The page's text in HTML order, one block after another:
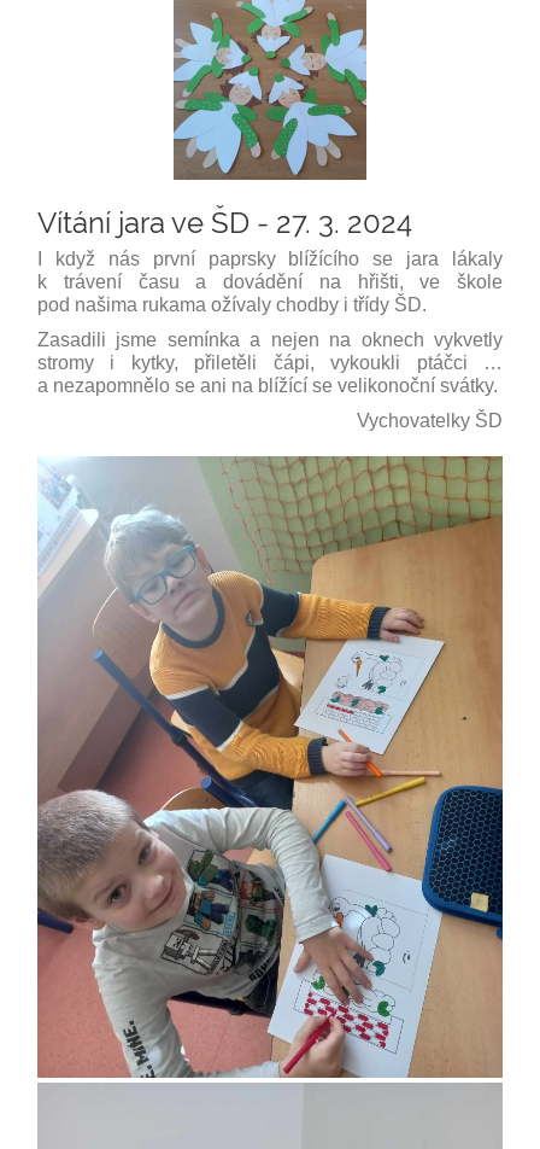
Vítání jara ve ŠD - 27. 3. 2024
I když nás první paprsky blížícího se jara lákaly
k trávení času a dovádění na hřišti, ve škole
pod našima rukama ožívaly chodby i třídy ŠD.
Zasadili jsme semínka a nejen na oknech vykvetly
stromy i kytky, přiletěli čápi, vykoukli ptáčci …
a nezapomnělo se ani na blížící se velikonoční svátky.
Vychovatelky ŠD